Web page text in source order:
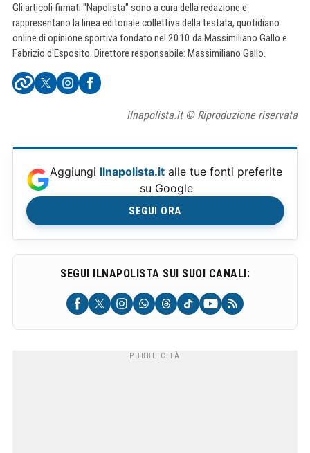
Gli articoli firmati "Napolista" sono a cura della redazione e
rappresentano la linea editoriale collettiva della testata, quotidiano
online di opinione sportiva fondato nel 2010 da Massimiliano Gallo e
Fabrizio d'Esposito. Direttore responsabile: Massimiliano Gallo.
ilnapolista.it © Riproduzione riservata
Aggiungi Ilnapolista.it alle tue fonti preferite
su Google
SEGUI ORA
SEGUI ILNAPOLISTA SUI SUOI CANALI: